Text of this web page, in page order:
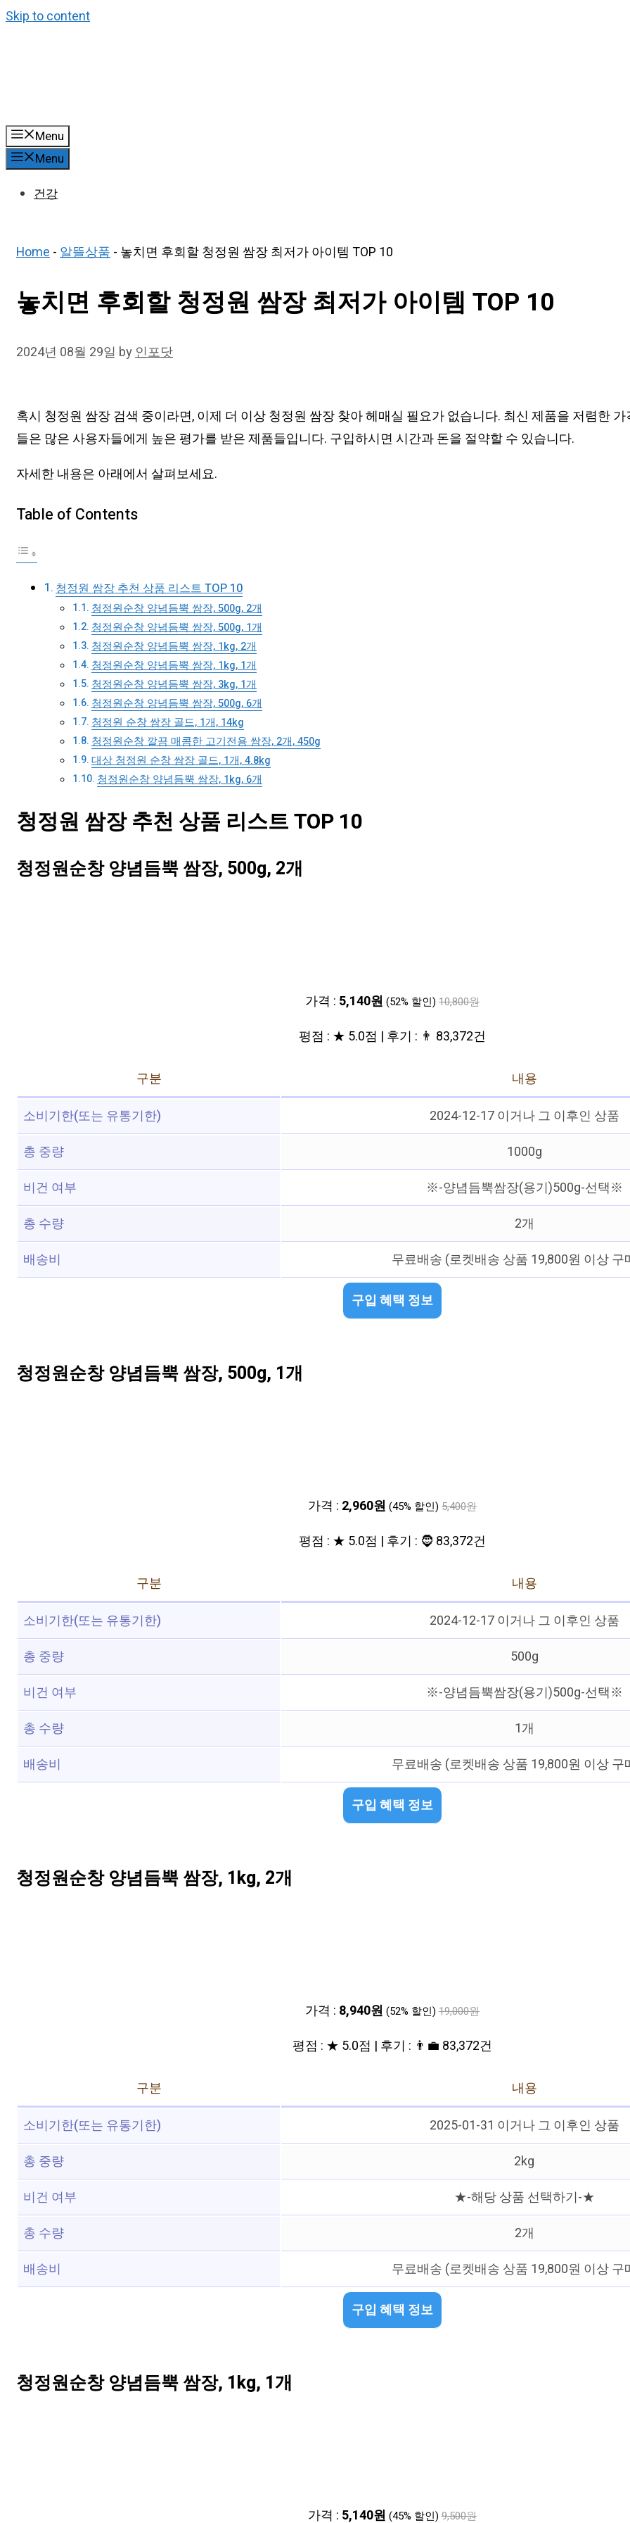
Skip to content
Menu
Menu
건강
Home-알뜰상품- 놓치면 후회할 청정원 쌈장 최저가 아이템 TOP 10
놓치면 후회할 청정원 쌈장 최저가 아이템 TOP 10
2024년 08월 29일 by인포닷
혹시 청정원 쌈장 검색 중이라면, 이제 더 이상 청정원 쌈장 찾아 헤매실 필요가 없습니다. 최신 제품을 저렴한
들은 많은 사용자들에게 높은 평가를 받은 제품들입니다. 구입하시면 시간과 돈을 절약할 수 있습니다.
자세한 내용은 아래에서 살펴보세요.
Table of Contents
청정원 쌈장 추천 상품 리스트 TOP 10
청정원순창 양념듬뿍 쌈장, 500g, 2개
청정원순창 양념듬뿍 쌈장, 500g, 1개
청정원순창 양념듬뿍 쌈장, 1kg, 2개
청정원순창 양념듬뿍 쌈장, 1kg, 1개
청정원순창 양념듬뿍 쌈장, 3kg, 1개
청정원순창 양념듬뿍 쌈장, 500g, 6개
청정원 순창 쌈장 골드, 1개, 14kg
청정원순창 깔끔 매콤한 고기전용 쌈장, 2개, 450g
대상 청정원 순창 쌈장 골드, 1개, 4.8kg
청정원순창 양념듬뿍 쌈장, 1kg, 6개
청정원 쌈장 추천 상품 리스트 TOP 10
청정원순창 양념듬뿍 쌈장, 500g, 2개
가격 : 5,140원 (52% 할인) 10,800원
평점 : ★ 5.0점 | 후기 : 👨‍‍ 83,372건
구분
내용
소비기한(또는 유통기한)
2024-12-17 이거나 그 이후인 상품
총 중량
1000g
비건 여부
※-양념듬뿍쌈장(용기)500g-선택※
총 수량
2개
배송비
무료배송 (로켓배송 상품 19,800원 이상 구
구입 혜택 정보
청정원순창 양념듬뿍 쌈장, 500g, 1개
가격 : 2,960원 (45% 할인) 5,400원
평점 : ★ 5.0점 | 후기 : 🧔 83,372건
구분
내용
소비기한(또는 유통기한)
2024-12-17 이거나 그 이후인 상품
총 중량
500g
비건 여부
※-양념듬뿍쌈장(용기)500g-선택※
총 수량
1개
배송비
무료배송 (로켓배송 상품 19,800원 이상 구
구입 혜택 정보
청정원순창 양념듬뿍 쌈장, 1kg, 2개
가격 : 8,940원 (52% 할인) 19,000원
평점 : ★ 5.0점 | 후기 : 👨‍💼 83,372건
구분
내용
소비기한(또는 유통기한)
2025-01-31 이거나 그 이후인 상품
총 중량
2kg
비건 여부
★-해당 상품 선택하기-★
총 수량
2개
배송비
무료배송 (로켓배송 상품 19,800원 이상 구
구입 혜택 정보
청정원순창 양념듬뿍 쌈장, 1kg, 1개
가격 : 5,140원 (45% 할인) 9,500원